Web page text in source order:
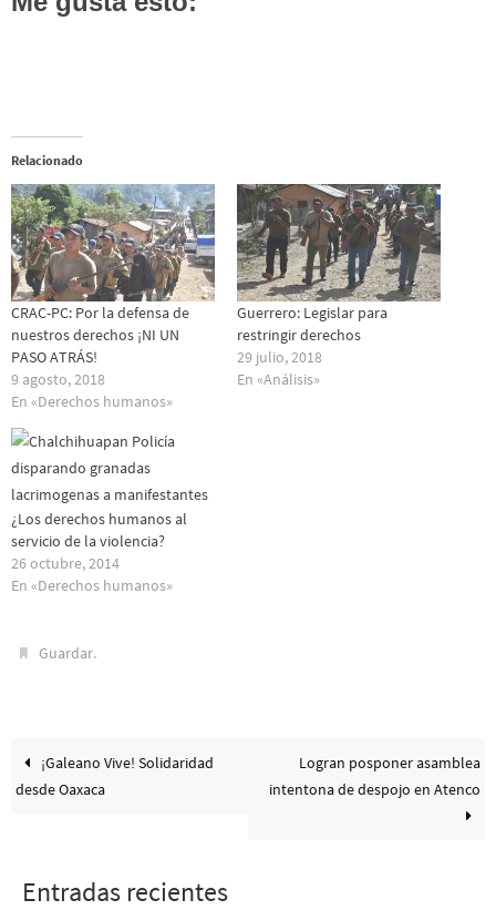
Relacionado
CRAC-PC: Por la defensa de
nuestros derechos ¡NI UN
PASO ATRÁS!
9 agosto, 2018
En «Derechos humanos»
Guerrero: Legislar para
restringir derechos
29 julio, 2018
En «Análisis»
¿Los derechos humanos al
servicio de la violencia?
26 octubre, 2014
En «Derechos humanos»
Guardar.
¡Galeano Vive! Solidaridad
desde Oaxaca
Logran posponer asamblea
intentona de despojo en Atenco
Entradas recientes